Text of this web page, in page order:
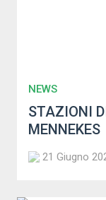
NEWS
STAZIONI
MENNEKES
21 Giugno